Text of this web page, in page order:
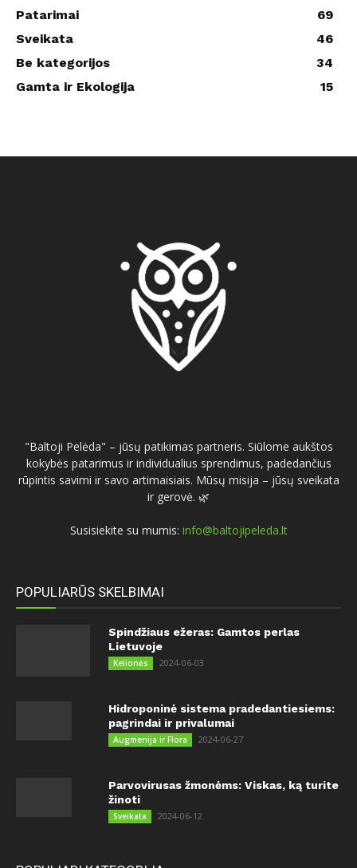
Patarimai
69
Sveikata
46
Be kategorijos
34
Gamta ir Ekologija
15
"Baltoji Pelėda" – jūsų patikimas partneris. Siūlome aukštos
kokybės patarimus ir individualius sprendimus, padedančius
rūpintis savimi ir savo artimaisiais. Mūsų misija – jūsų sveikata
ir gerovė. 🌿
Susisiekite su mumis: info@baltojipeleda.lt
POPULIARŪS SKELBIMAI
Spindžiaus ežeras: Gamtos perlas
Lietuvoje
Kelionės 2024-06-03
Hidroponinė sistema pradedantiesiems:
pagrindai ir privalumai
Augmenija ir Flora 2024-06-27
Parvovirusas žmonėms: Viskas, ką turite
žinoti
Sveikata 2024-06-12